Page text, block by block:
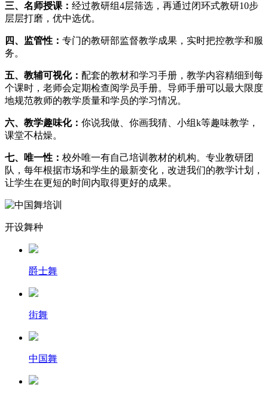
三、名师授课： 经过教研组4层筛选，再通过闭环式教研10步
层层打磨，优中选优。
四、监管性： 专门的教研部监督教学成果，实时把控教学和服
务。
五、教辅可视化： 配套的教材和学习手册，教学内容精细到每
个课时，老师会定期检查阅学员手册。导师手册可以最大限度
地规范教师的教学质量和学员的学习情况。
六、教学趣味化： 你说我做、你画我猜、小组k等趣味教学，
课堂不枯燥。
七、唯一性： 校外唯一有自己培训教材的机构。专业教研团
队，每年根据市场和学生的最新变化，改进我们的教学计划，
让学生在更短的时间内取得更好的成果。
开设舞种
爵士舞
街舞
中国舞